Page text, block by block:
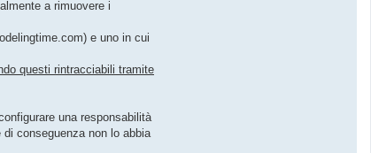
a rimuovere i
e uno in cui
questi rintracciabili tramite
una responsabilità
conseguenza non lo abbia